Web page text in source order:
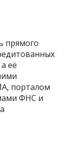
прямого
её
порталом
ФНС и